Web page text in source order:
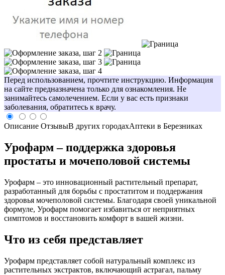
Перед использованием, прочтите инструкцию. Информация
на сайте предназначена только для ознакомления. Не
занимайтесь самолечением. Если у вас есть признаки
заболевания, обратитесь к врачу.
Описание ОтзывыВ других городахАптеки в Березниках
Урофарм – поддержка здоровья
простаты и мочеполовой системы
Урофарм – это инновационный растительный препарат,
разработанный для борьбы с простатитом и поддержания
здоровья мочеполовой системы. Благодаря своей уникальной
формуле, Урофарм помогает избавиться от неприятных
симптомов и восстановить комфорт в вашей жизни.
Что из себя представляет
Урофарм представляет собой натуральный комплекс из
растительных экстрактов, включающий астрагал, пальму